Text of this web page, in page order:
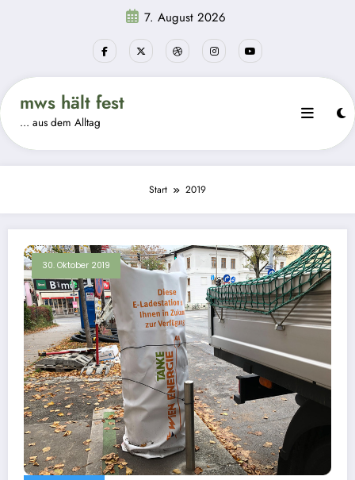
7. August 2026
mws hält fest
… aus dem Alltag
Start 2019
30. Oktober 2019